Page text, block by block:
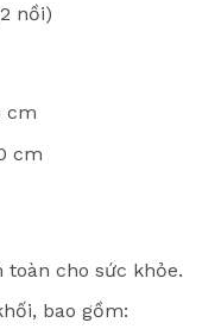
nồi)
cm
cm
toàn cho sức khỏe.
bao gồm: